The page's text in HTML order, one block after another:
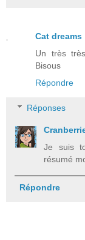
Cat dreams
Un très
Bisous
Répondre
Réponses
Je suis
résumé
Répondre